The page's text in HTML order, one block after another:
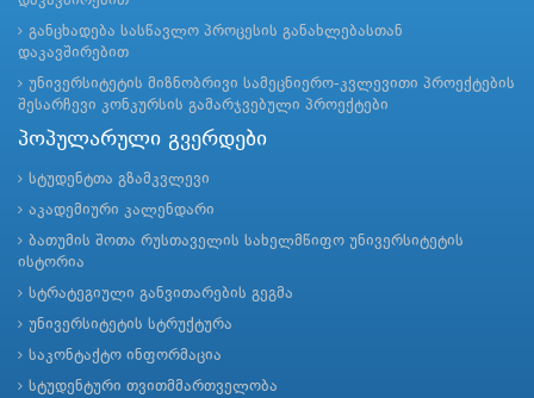
განცხადება სასწავლო პროცესის განახლებასთან
დაკავშირებით
უნივერსიტეტის მიზნობრივი სამეცნიერო-კვლევითი პროექტების
შესარჩევი კონკურსის გამარჯვებული პროექტები
პოპულარული გვერდები
სტუდენტთა გზამკვლევი
აკადემიური კალენდარი
ბათუმის შოთა რუსთაველის სახელმწიფო უნივერსიტეტის
ისტორია
სტრატეგიული განვითარების გეგმა
უნივერსიტეტის სტრუქტურა
საკონტაქტო ინფორმაცია
სტუდენტური თვითმმართველობა